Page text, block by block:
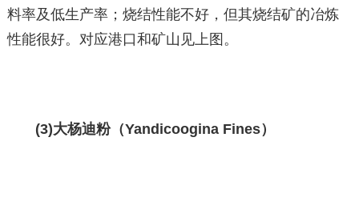
料率及低生产率；烧结性能不好，但其烧结矿的冶炼
性能很好。对应港口和矿山见上图。
(3)大杨迪粉（Yandicoogina Fines）